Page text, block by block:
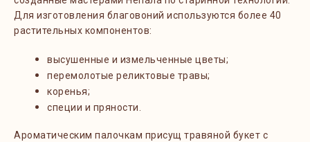
Для изготовления благовоний используются более 40
растительных компонентов:
высушенные и измельченные цветы;
перемолотые реликтовые травы;
коренья;
специи и пряности.
Ароматическим палочкам присущ травяной букет с